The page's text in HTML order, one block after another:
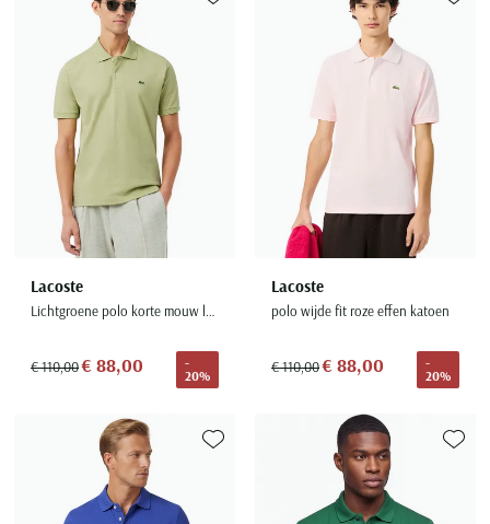
Lacoste
Lichtgroene polo korte mouw lacoste pique
€ 110,00€ 88,00
-
20%
Toevoegen aan favorieten
Lacoste
polo wijde fit roze effen katoen
€ 110,00€ 88,00
-
20%
Toevoegen aan favorieten